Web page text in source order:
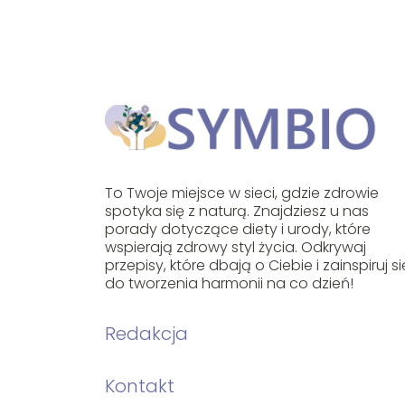
To Twoje miejsce w sieci, gdzie zdrowie
spotyka się z naturą. Znajdziesz u nas
porady dotyczące diety i urody, które
wspierają zdrowy styl życia. Odkrywaj
przepisy, które dbają o Ciebie i zainspiruj
do tworzenia harmonii na co dzień!
Redakcja
Kontakt